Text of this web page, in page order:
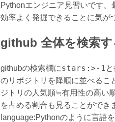
Pythonエンジニア見習いです
効率よく発掘できることに気が
github 全体を検索す
githubの検索欄にstars:>-1
のリポジトリを降順に並べるこ
ジトリの人気順≒有用性の高い
を占める割合も見ることができ
language:Pythonのように言語